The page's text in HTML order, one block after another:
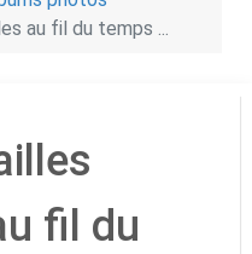
au fil du temps ...
fil du